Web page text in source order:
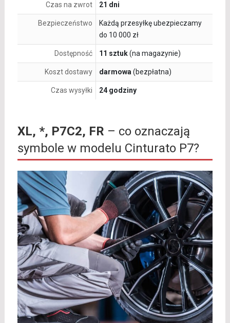
Czas na zwrot 21 dni
Bezpieczeństwo
Każdą przesyłkę ubezpieczamy
do 10 000 zł
Dostępność 11 sztuk(na magazynie)
Koszt dostawy darmowa (bezpłatna)
Czas wysyłki 24 godziny
XL, *, P7C2, FR – co oznaczają
symbole w modelu Cinturato P7?